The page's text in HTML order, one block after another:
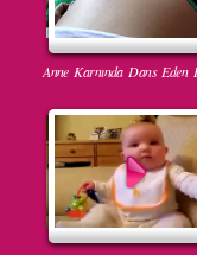
Anne Karnında Dans Eden